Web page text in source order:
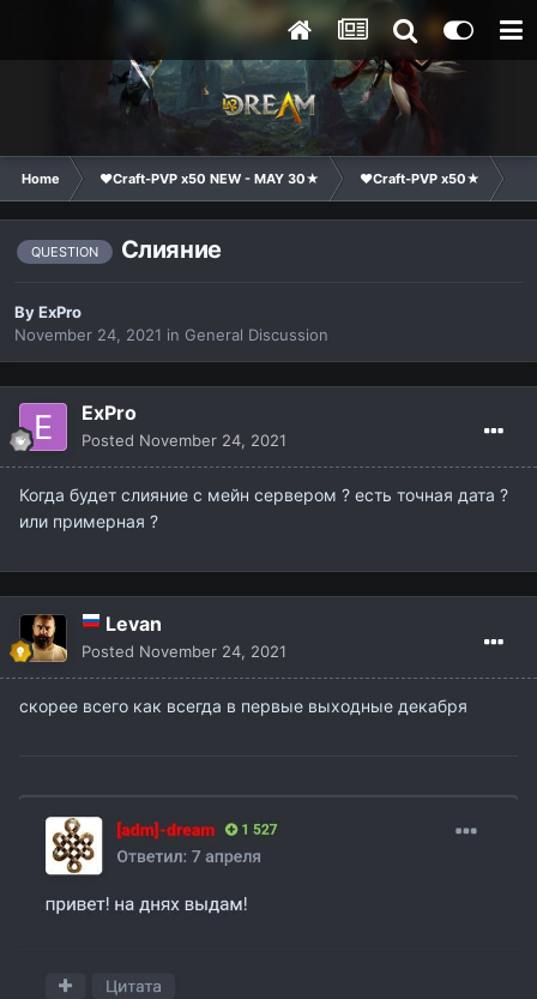
Home ❤Craft-PVP x50 NEW - MAY 30★ ❤Craft-PVP x50★
QUESTION Слияние
ByExPro
November 24, 2021 in General Discussion
ExPro
Posted November 24, 2021
Когда будет слияние с мейн сервером ? есть точная дата ?
или примерная ?
Levan
Posted November 24, 2021
скорее всего как всегда в первые выходные декабря